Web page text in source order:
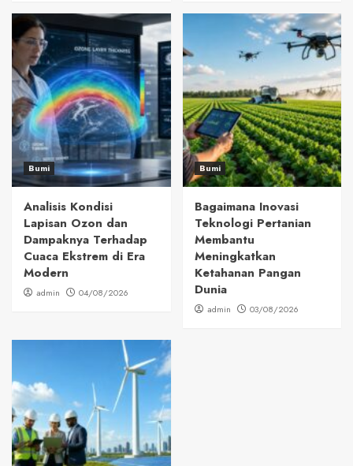
Bumi
Analisis Kondisi
Lapisan Ozon dan
Dampaknya Terhadap
Cuaca Ekstrem di Era
Modern
admin 04/08/2026
Bumi
Bagaimana Inovasi
Teknologi Pertanian
Membantu
Meningkatkan
Ketahanan Pangan
Dunia
admin 03/08/2026